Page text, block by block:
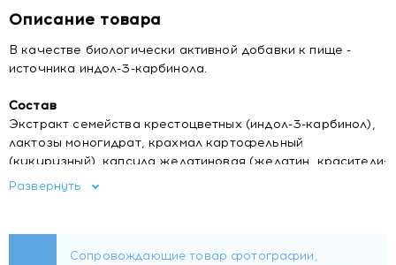
Описание товара
В качестве биологически активной добавки к пище -
источника индол-3-карбинола.
Состав
Экстракт семейства крестоцветных (индол-3-карбинол),
лактозы моногидрат, крахмал картофельный
(кукурузный), капсула желатиновая (желатин, красители:
Е110, Е171), целлюлоза микрокристаллическая (носитель),
Форма выпуска
Капсулы по 300 мг.
Развернуть